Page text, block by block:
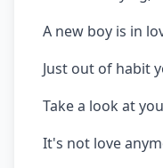
A new boy is in
Just out of habit
Take a look at
It's not love